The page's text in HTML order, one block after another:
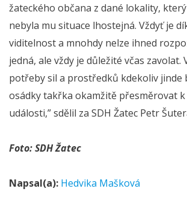
žateckého občana z dané lokality,
nebyla mu situace lhostejná. Vždyť je
viditelnost a mnohdy nelze ihned
jedná, ale vždy je důležité včas zavolat.
potřeby sil a prostředků kdekoliv jinde
osádky takřka okamžitě přesměrovat
události,” sdělil za SDH Žatec Petr
Foto: SDH Žatec
Napsal(a): Hedvika Mašková